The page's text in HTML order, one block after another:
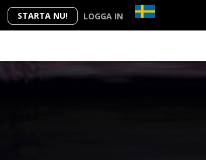
STARTA NU! LOGGA IN